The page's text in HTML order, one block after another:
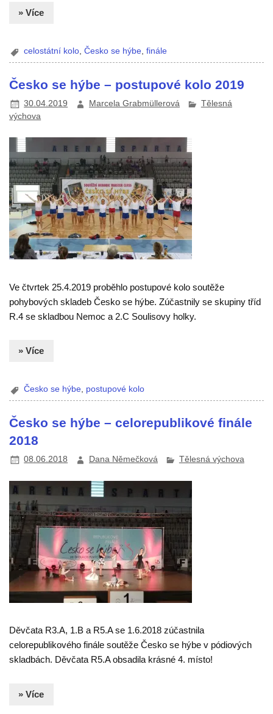
» Více
celostátní kolo,Česko se hýbe,finále
Česko se hýbe – postupové kolo 2019
30.04.2019 Marcela Grabmüllerová
Tělesná
výchova
Ve čtvrtek 25.4.2019 proběhlo postupové kolo soutěže
pohybových skladeb Česko se hýbe. Zúčastnily se skupiny tříd
R.4 se skladbou Nemoc a 2.C Soulisovy holky.
» Více
Česko se hýbe, postupové kolo
Česko se hýbe – celorepublikové finále
2018
08.06.2018 Dana Němečková Tělesná výchova
Děvčata R3.A, 1.B a R5.A se 1.6.2018 zúčastnila
celorepublikového finále soutěže Česko se hýbe v pódiových
skladbách. Děvčata R5.A obsadila krásné 4. místo!
» Více